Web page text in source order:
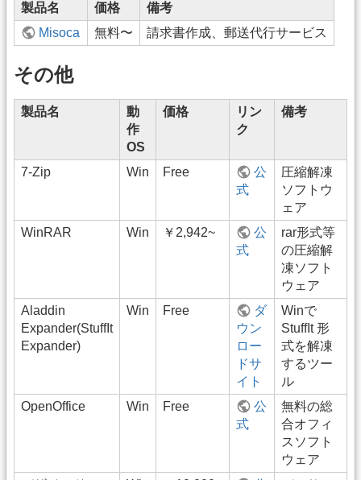
製品名 価格
備考
Misoca
無料〜 請求書作成、郵送代行サービス
その他
製品名
動
作
OS
価格
リン
ク
備考
7-Zip Win Free
公
式
圧縮解凍
ソフトウ
ェア
WinRAR
Win ￥2,942~
公
式
rar形式等
の圧縮解
凍ソフト
ウェア
Aladdin
Expander(StuffIt
Expander)
Win Free
ダ
ウン
ロー
ドサ
イト
Winで
StuffIt 形
式を解凍
するツー
ル
OpenOffice
Win Free
公
式
無料の総
合オフィ
スソフト
ウェア